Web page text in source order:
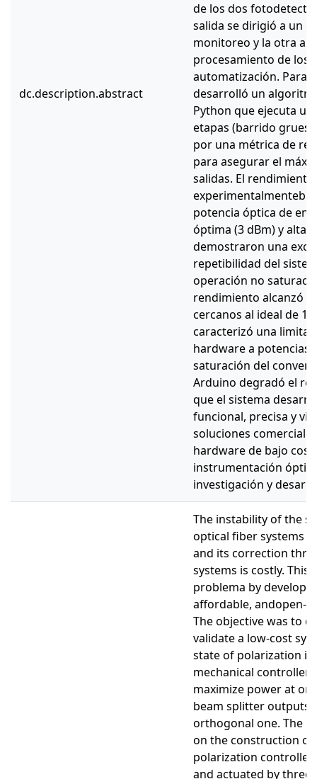
dc.description.abstract
de los dos
salida se dirigió a un
monitoreo y la otra a
procesamiento de los
automatización. Para
desarrolló un
Python que ejecuta
etapas (barrido
por una métrica de
para asegurar el
salidas. El
potencia óptica de
óptima (3 dBm) y alta
demostraron una
repetibilidad del
operación no
rendimiento alcanzó
cercanos al ideal de 1.
caracterizó una
hardware a potencias
saturación del
Arduino degradó el
que el sistema
funcional, precisa y
soluciones
hardware de bajo
instrumentación
investigación y
The instability of the
optical fiber systems
and its correction
systems is costly. This
problema by
affordable, andopen-
The objective was to
validate a low-cost
state of polarization
mechanical controller
maximize power at
beam splitter outputs
orthogonal one. The
on the construction of
polarization
and actuated by three